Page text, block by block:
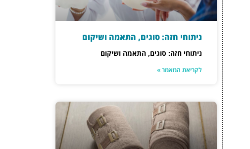
ניתוחי חזה: סוגים, התאמה ושיקום
ניתוחי חזה: סוגים, התאמה ושיקום
לקריאת המאמר »